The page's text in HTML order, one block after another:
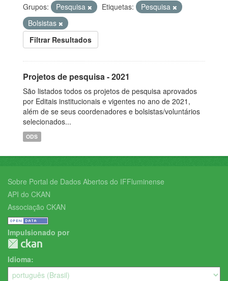
Grupos:
Pesquisa Etiquetas:
Pesquisa
Bolsistas
Filtrar Resultados
Projetos de pesquisa - 2021
São listados todos os projetos de pesquisa aprovados
por Editais institucionais e vigentes no ano de 2021,
além de se seus coordenadores e bolsistas/voluntários
selecionados...
ODS
Sobre Portal de Dados Abertos do IFFluminense
API do CKAN
Associação CKAN
Impulsionado por
Idioma